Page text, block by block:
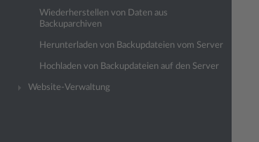
Wiederherstellen von Daten aus
Backuparchiven
Herunterladen von Backupdateien vom Server
Hochladen von Backupdateien auf den Server
Website-Verwaltung